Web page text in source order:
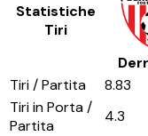
Statistiche
Tiri
Tiri / Partita 8.83
Tiri in Porta /
Partita
4.3